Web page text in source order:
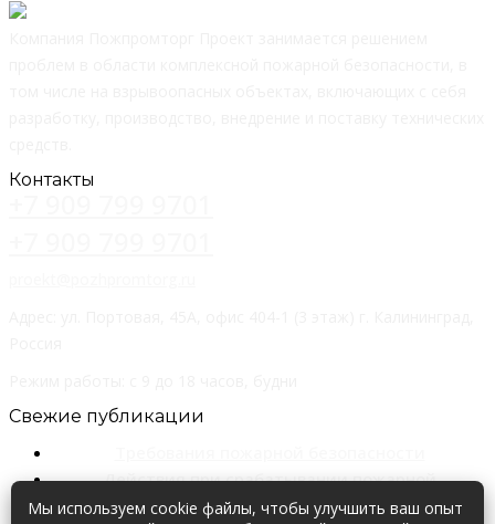
Контакты
Свежие публикации
Действия при срабатывании пожарной
сигнализации…
Мы используем cookie файлы, чтобы улучшить ваш опыт